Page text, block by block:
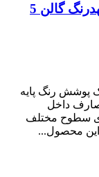
رنگ نیم پلاستیک سفید مات ساتراپ مهدرنگ گالن 5
پوشش رنگ پایه
داخل
سطوح مختلف
این محصول...